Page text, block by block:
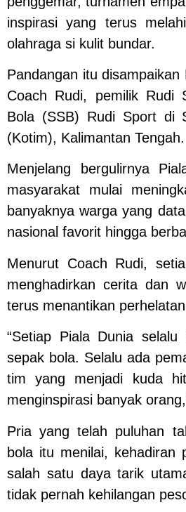
inspirasi yang terus
olahraga si kulit bundar.
Pandangan itu
Coach Rudi, pemilik Rudi
Bola (SSB) Rudi Sport di
(Kotim), Kalimantan Tengah.
Menjelang bergulirnya
masyarakat mulai
banyaknya warga yang
nasional favorit hingga
Menurut Coach Rudi,
menghadirkan cerita dan
terus menantikan
“Setiap Piala Dunia
sepak bola. Selalu ada
tim yang menjadi kuda
menginspirasi banyak
Pria yang telah puluhan
bola itu menilai, kehadiran
salah satu daya tarik
tidak pernah kehilangan